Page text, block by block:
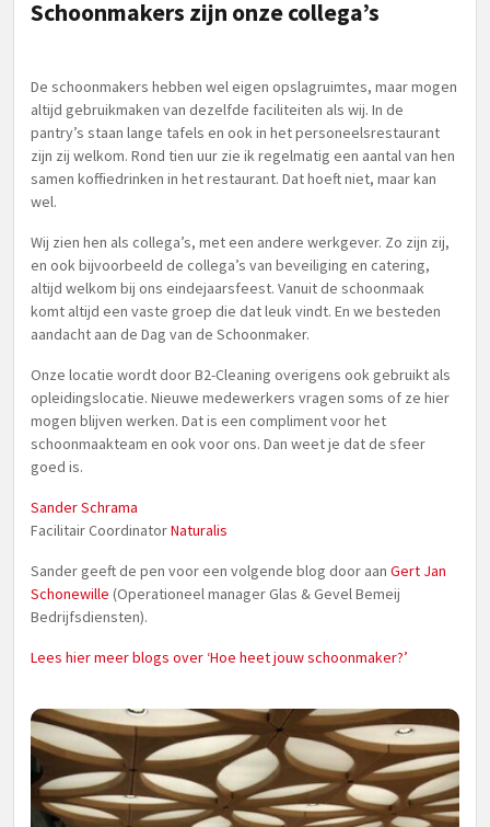
Schoonmakers zijn onze collega’s
De schoonmakers hebben wel eigen opslagruimtes, maar mogen
altijd gebruikmaken van dezelfde faciliteiten als wij. In de
pantry’s staan lange tafels en ook in het personeelsrestaurant
zijn zij welkom. Rond tien uur zie ik regelmatig een aantal van hen
samen koffiedrinken in het restaurant. Dat hoeft niet, maar kan
wel.
Wij zien hen als collega’s, met een andere werkgever. Zo zijn zij,
en ook bijvoorbeeld de collega’s van beveiliging en catering,
altijd welkom bij ons eindejaarsfeest. Vanuit de schoonmaak
komt altijd een vaste groep die dat leuk vindt. En we besteden
aandacht aan de Dag van de Schoonmaker.
Onze locatie wordt door B2-Cleaning overigens ook gebruikt als
opleidingslocatie. Nieuwe medewerkers vragen soms of ze hier
mogen blijven werken. Dat is een compliment voor het
schoonmaakteam en ook voor ons. Dan weet je dat de sfeer
goed is.
Sander Schrama
Facilitair CoordinatorNaturalis
Sander geeft de pen voor een volgende blog door aan Gert Jan
Schonewille (Operationeel manager Glas & Gevel Bemeij
Bedrijfsdiensten).
Lees hier meer blogs over ‘Hoe heet jouw schoonmaker?’